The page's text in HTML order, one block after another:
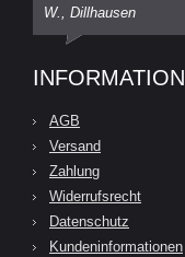
W., Dillhausen
INFORMATION
AGB
Versand
Zahlung
Widerrufsrecht
Datenschutz
Kundeninformationen